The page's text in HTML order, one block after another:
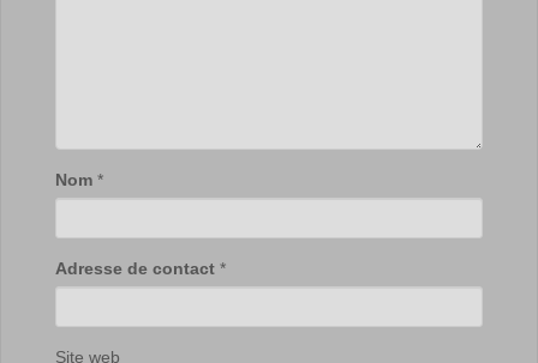
Nom *
Adresse de contact *
Site web